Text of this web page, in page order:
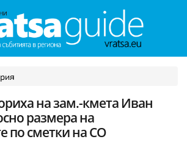
на зам.-кмета Иван
размера на
по сметки на СО